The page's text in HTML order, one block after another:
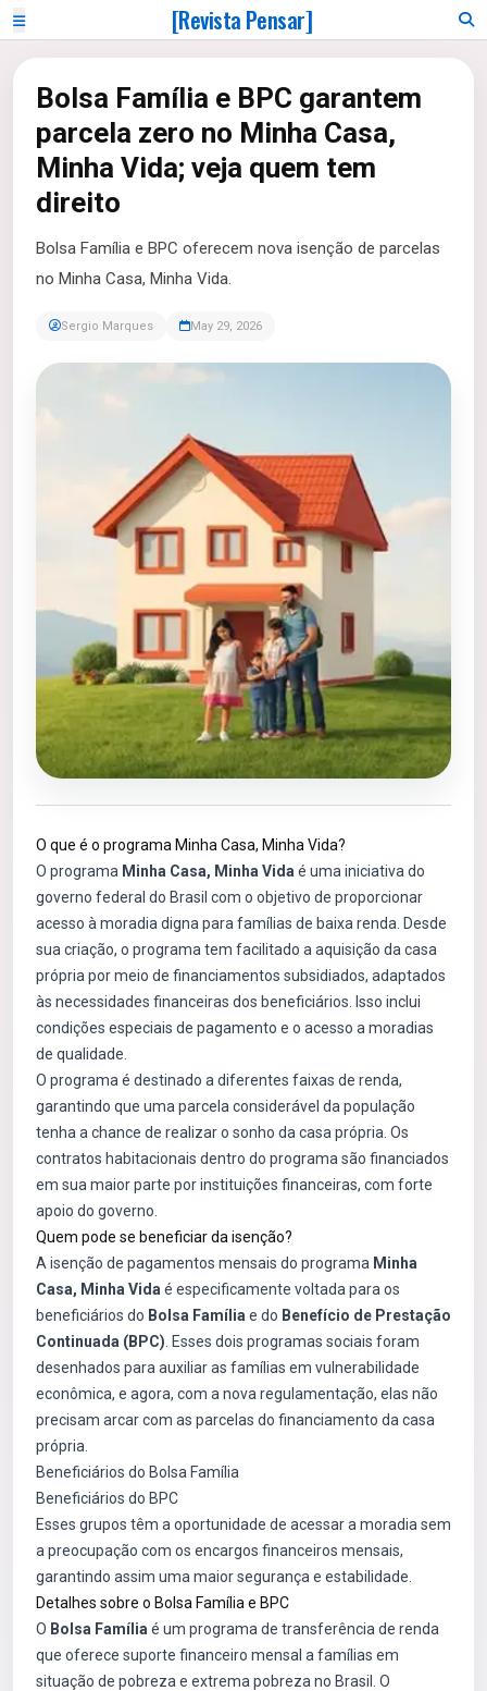
[Revista Pensar]
Bolsa Família e BPC garantem
parcela zero no Minha Casa,
Minha Vida; veja quem tem
direito
Bolsa Família e BPC oferecem nova isenção de parcelas
no Minha Casa, Minha Vida.
Sergio Marques May 29, 2026
O que é o programa Minha Casa, Minha Vida?
O programa Minha Casa, Minha Vida é uma iniciativa do
governo federal do Brasil com o objetivo de proporcionar
acesso à moradia digna para famílias de baixa renda. Desde
sua criação, o programa tem facilitado a aquisição da casa
própria por meio de financiamentos subsidiados, adaptados
às necessidades financeiras dos beneficiários. Isso inclui
condições especiais de pagamento e o acesso a moradias
de qualidade.
O programa é destinado a diferentes faixas de renda,
garantindo que uma parcela considerável da população
tenha a chance de realizar o sonho da casa própria. Os
contratos habitacionais dentro do programa são financiados
em sua maior parte por instituições financeiras, com forte
apoio do governo.
Quem pode se beneficiar da isenção?
A isenção de pagamentos mensais do programa Minha
Casa, Minha Vida é especificamente voltada para os
beneficiários do Bolsa Família e do Benefício de Prestação
Continuada (BPC) . Esses dois programas sociais foram
desenhados para auxiliar as famílias em vulnerabilidade
econômica, e agora, com a nova regulamentação, elas não
precisam arcar com as parcelas do financiamento da casa
própria.
Beneficiários do Bolsa Família
Beneficiários do BPC
Esses grupos têm a oportunidade de acessar a moradia sem
a preocupação com os encargos financeiros mensais,
garantindo assim uma maior segurança e estabilidade.
Detalhes sobre o Bolsa Família e BPC
O Bolsa Família é um programa de transferência de renda
que oferece suporte financeiro mensal a famílias em
situação de pobreza e extrema pobreza no Brasil. O